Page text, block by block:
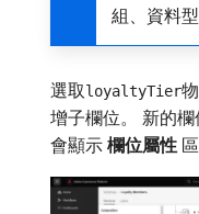
組、資料
選取loyaltyTier
增子欄位。 新的
會顯示​ 欄位屬性